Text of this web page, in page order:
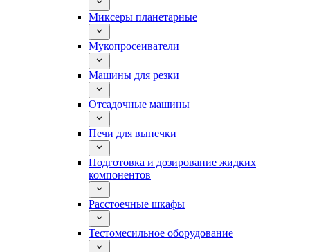
Миксеры планетарные
Мукопросеиватели
Машины для резки
Отсадочные машины
Печи для выпечки
Подготовка и дозирование жидких
компонентов
Расстоечные шкафы
Тестомесильное оборудование